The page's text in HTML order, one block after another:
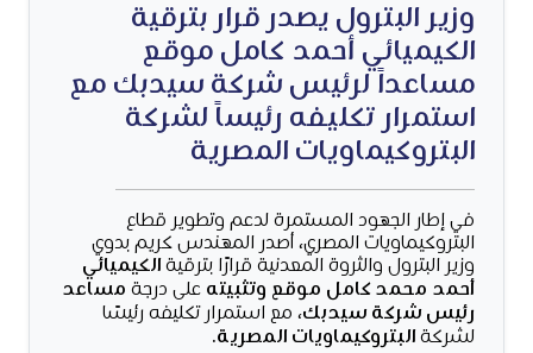
وزير البترول يصدر قرار بترقية
الكيميائي أحمد كامل موقع
مساعداً لرئيس شركة سيدبك مع
استمرار تكليفه رئيساً لشركة
البتروكيماويات المصرية
في إطار الجهود المستمرة لدعم وتطوير قطاع
البتروكيماويات المصري، أصدر المهندس كريم بدوي
وزير البترول والثروة المعدنية قرارًا بترقيةالكيميائي
أحمد محمد كامل موقع وتثبيته على درجة مساعد
رئيس شركة سيدبك، مع استمرار تكليفه رئيسًا
لشركةالبتروكيماويات المصرية.